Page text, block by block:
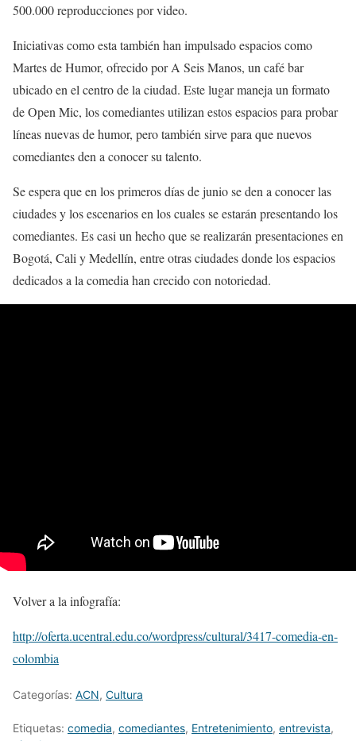
500.000 reproducciones por video.
Iniciativas como esta también han impulsado espacios como
Martes de Humor, ofrecido por A Seis Manos, un café bar
ubicado en el centro de la ciudad. Este lugar maneja un formato
de Open Mic, los comediantes utilizan estos espacios para probar
líneas nuevas de humor, pero también sirve para que nuevos
comediantes den a conocer su talento.
Se espera que en los primeros días de junio se den a conocer las
ciudades y los escenarios en los cuales se estarán presentando los
comediantes. Es casi un hecho que se realizarán presentaciones en
Bogotá, Cali y Medellín, entre otras ciudades donde los espacios
dedicados a la comedia han crecido con notoriedad.
Volver a la infografía:
http://oferta.ucentral.edu.co/wordpress/cultural/3417-comedia-en-
colombia
Categorías: ACN, Cultura
Etiquetas: comedia, comediantes, Entretenimiento, entrevista,